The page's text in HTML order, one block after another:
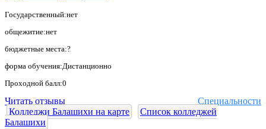
Государственный:нет
общежитие:нет
бюджетные места:?
форма обучения:Дистанционно
Проходной балл:0
Специальности
Читать отзывы
Колледжи Балашихи на карте
Список колледжей
Балашихи